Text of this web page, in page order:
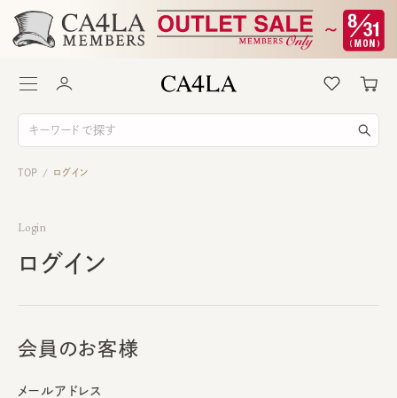
TOP / ログイン
Login
ログイン
会員のお客様
メールアドレス